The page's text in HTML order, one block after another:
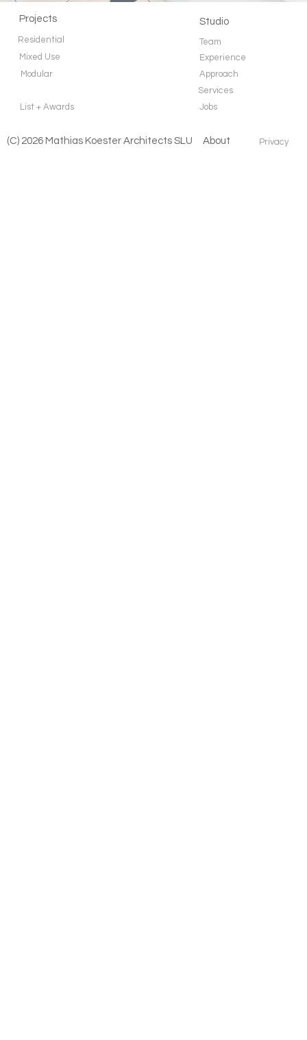
Projects
Residential
Mixed Use
Modular
List + Awards
Studio
Team
Experience
Approach
Services
Jobs
(C) 2026 Mathias Koester Architects SLU About Privacy